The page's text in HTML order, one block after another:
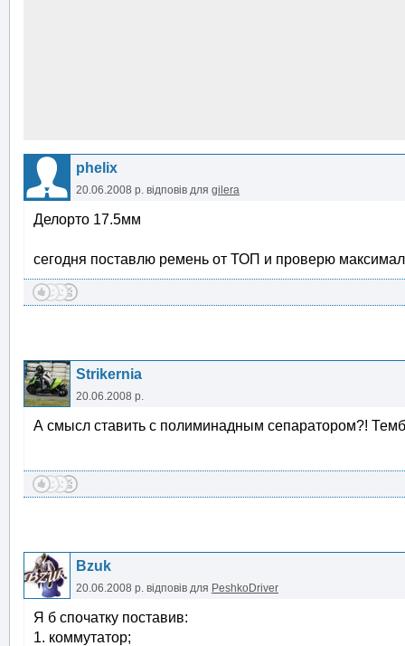
phelix
20.06.2008 р. відповів для gilera
Делорто 17.5мм
сегодня поставлю ремень от ТОП и проверю
Strikernia
20.06.2008 р.
А смысл ставить с полиминадным сепаратором?!
Bzuk
20.06.2008 р. відповів для PeshkoDriver
Я б спочатку поставив:
1. коммутатор;